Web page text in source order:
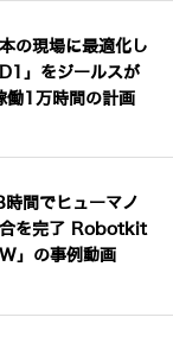
の現場に最適化し
」をジールスが
1万時間の計画
間でヒューマノ
合を完了 Robotkit
」の事例動画